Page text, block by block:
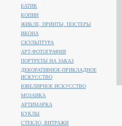
БАТИК
КОПИИ
ЖИКЛЕ, ПРИНТЫ, ПОСТЕРЫ
ИКОНА
СКУЛЬПТУРА
АРТ-ФОТОГРАФИЯ
ПОРТРЕТЫ НА ЗАКАЗ
ДЕКОРАТИВНОЕ-ПРИКЛАДНОЕ
ИСКУССТВО
ЮВЕЛИРНОЕ ИСКУССТВО
МОЗАИКА
АРТИМАРКА
КУКЛЫ
СТЕКЛО, ВИТРАЖИ